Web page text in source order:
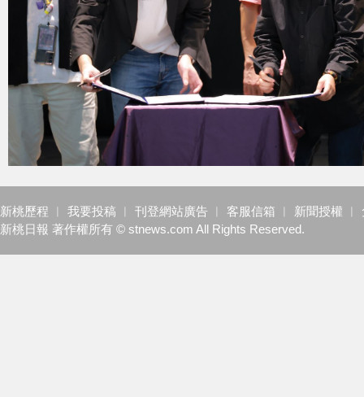
新桃歷程 ︱ 我要投稿 ︱ 刊登網站廣告 ︱ 客服信箱 ︱ 新聞授權 ︱
新桃日報 著作權所有 © stnews.com All Rights Reserved.